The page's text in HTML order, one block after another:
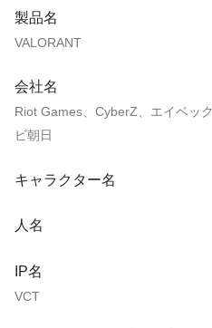
製品名
VALORANT
会社名
Riot Games、CyberZ、エイベッ
ビ朝日
キャラクター名
人名
IP名
VCT